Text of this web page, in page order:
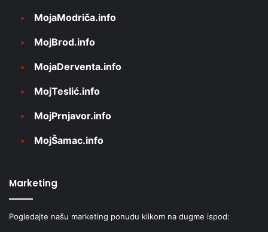
MojaModriča.info
MojBrod.info
MojaDerventa.info
MojTeslić.info
MojPrnjavor.info
MojŠamac.info
Marketing
Pogledajte našu marketing ponudu klikom na dugme ispod: